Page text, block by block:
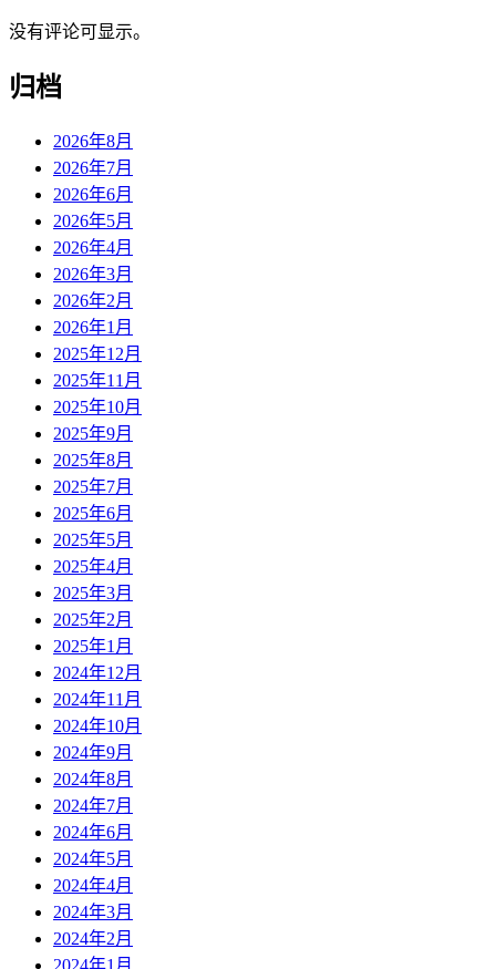
没有评论可显示。
归档
2026年8月
2026年7月
2026年6月
2026年5月
2026年4月
2026年3月
2026年2月
2026年1月
2025年12月
2025年11月
2025年10月
2025年9月
2025年8月
2025年7月
2025年6月
2025年5月
2025年4月
2025年3月
2025年2月
2025年1月
2024年12月
2024年11月
2024年10月
2024年9月
2024年8月
2024年7月
2024年6月
2024年5月
2024年4月
2024年3月
2024年2月
2024年1月